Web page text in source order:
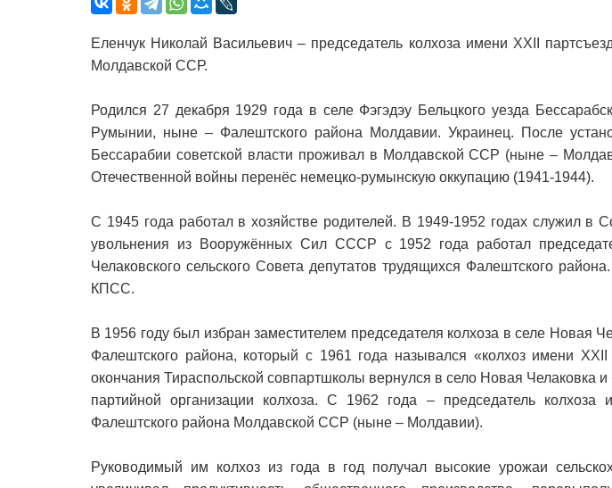
Еленчук Николай Васильевич – председатель колхоза имени XXII
Молдавской ССР.
Родился 27 декабря 1929 года в селе Фэгэдэу Бельцкого уезда
Румынии, ныне – Фалештского района Молдавии. Украинец. После
Бессарабии советской власти проживал в Молдавской ССР (ныне –
Отечественной войны перенёс немецко-румынскую оккупацию (1941-1944).
С 1945 года работал в хозяйстве родителей. В 1949-1952 годах служил в
увольнения из Вооружённых Сил СССР с 1952 года работал
Челаковского сельского Совета депутатов трудящихся Фалештского
КПСС.
В 1956 году был избран заместителем председателя колхоза в селе Новая
Фалештского района, который с 1961 года назывался «колхоз имени
окончания Тираспольской совпартшколы вернулся в село Новая Челаковка
партийной организации колхоза. С 1962 года – председатель колхоза
Фалештского района Молдавской ССР (ныне – Молдавии).
Руководимый им колхоз из года в год получал высокие урожаи